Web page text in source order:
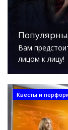
Вам
лицом к лицу!
Квесты и